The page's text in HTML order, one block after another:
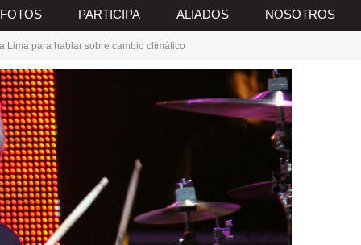
FOTOS PARTICIPA ALIADOS NOSOTROS
Lima para hablar sobre cambio climático